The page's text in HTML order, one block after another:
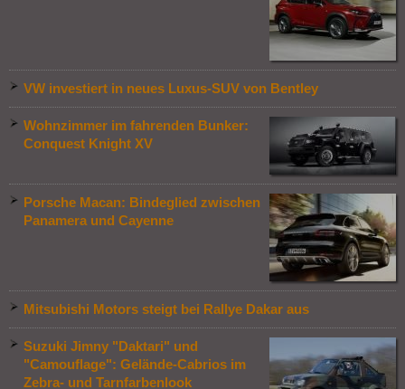
VW investiert in neues Luxus-SUV von Bentley
Wohnzimmer im fahrenden Bunker:
Conquest Knight XV
Porsche Macan: Bindeglied zwischen
Panamera und Cayenne
Mitsubishi Motors steigt bei Rallye Dakar aus
Suzuki Jimny "Daktari" und
"Camouflage": Gelände-Cabrios im
Zebra- und Tarnfarbenlook